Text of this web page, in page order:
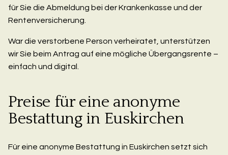
für Sie die Abmeldung bei der Krankenkasse und der
Rentenversicherung.
War die verstorbene Person verheiratet, unterstützen
wir Sie beim Antrag auf eine mögliche Übergangsrente –
einfach und digital.
Preise für eine anonyme
Bestattung in Euskirchen
Für eine anonyme Bestattung in Euskirchen setzt sich